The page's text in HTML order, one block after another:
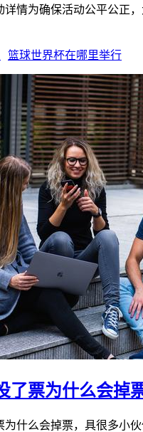
详情为确保活动公平公正
篮球世界杯在哪里举行
了票为什么会掉
为什么会掉票，具很多小